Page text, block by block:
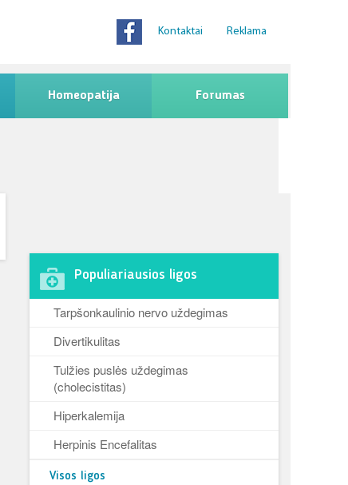
Kontaktai Reklama
Homeopatija Forumas
Populiariausios ligos
Tarpšonkaulinio nervo uždegimas
Divertikulitas
Tulžies puslės uždegimas
(cholecistitas)
Hiperkalemija
Herpinis Encefalitas
Visos ligos